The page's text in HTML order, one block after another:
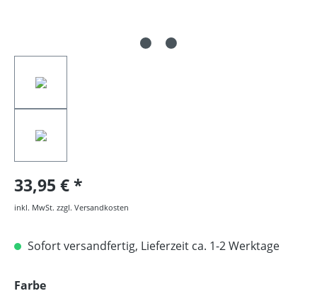
33,95 €
inkl. MwSt. zzgl. Versandkosten
Sofort versandfertig, Lieferzeit ca. 1-2 Werktage
Farbeauswählen